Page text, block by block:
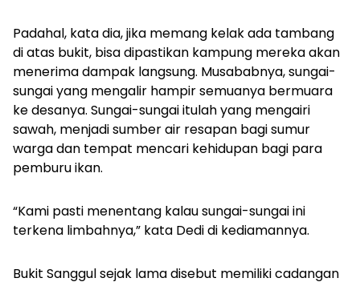
Padahal, kata dia, jika memang kelak ada tambang
di atas bukit, bisa dipastikan kampung mereka akan
menerima dampak langsung. Musababnya, sungai-
sungai yang mengalir hampir semuanya bermuara
ke desanya. Sungai-sungai itulah yang mengairi
sawah, menjadi sumber air resapan bagi sumur
warga dan tempat mencari kehidupan bagi para
pemburu ikan.
“Kami pasti menentang kalau sungai-sungai ini
terkena limbahnya,” kata Dedi di kediamannya.
Bukit Sanggul sejak lama disebut memiliki cadangan